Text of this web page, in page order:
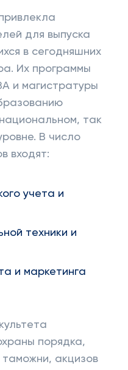
для выпуска
в сегодняшних
Их программы
и магистратуры
так
В число
входят:
учета и
техники и
и маркетинга
порядка,
акцизов